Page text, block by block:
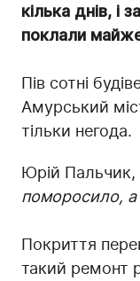
кілька днів, і
поклали
Пів сотні
Амурський
тільки негода.
Юрій Пальчик,
поморосило, а
Покриття
такий ремонт